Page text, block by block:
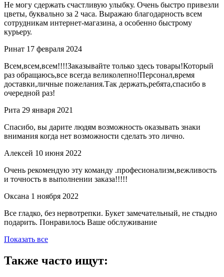
Не могу сдержать счастливую улыбку. Очень быстро привезли
цветы, буквально за 2 часа. Выражаю благодарность всем
сотрудникам интернет-магазина, а особенно быстрому
курьеру.
Ринат 17 февраля 2024
Всем,всем,всем!!!!Заказывайте только здесь товары!Который
раз обращаюсь,все всегда великолепно!Персонал,время
доставки,личные пожелания.Так держать,ребята,спасибо в
очередной раз!
Рита 29 января 2021
Спасибо, вы дарите людям возможность оказывать знаки
внимания когда нет возможности сделать это лично.
Алексей 10 июня 2022
Очень рекомендую эту команду .професионализм,вежливость
и точность в выполнении заказа!!!!!
Оксана 1 ноября 2022
Все гладко, без нервотрепки. Букет замечательный, не стыдно
подарить. Понравилось Ваше обслуживание
Показать все
Также часто ищут: